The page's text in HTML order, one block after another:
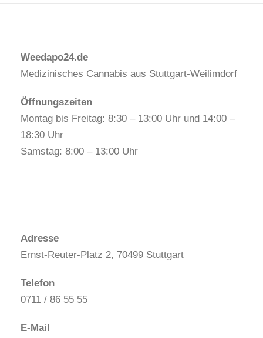
Weedapo24.de
Medizinisches Cannabis aus Stuttgart-Weilimdorf
Öffnungszeiten
Montag bis Freitag: 8:30 – 13:00 Uhr und 14:00 –
18:30 Uhr
Samstag: 8:00 – 13:00 Uhr
Adresse
Ernst-Reuter-Platz 2, 70499 Stuttgart
Telefon
0711 / 86 55 55
E-Mail